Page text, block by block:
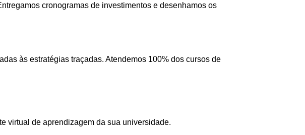
cronogramas de investimentos e desenhamos os
às estratégias traçadas. Atendemos 100% dos cursos de
virtual de aprendizagem da sua universidade.